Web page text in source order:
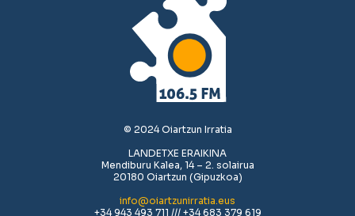
© 2024 Oiartzun Irratia
LANDETXE ERAIKINA
Mendiburu Kalea, 14 – 2. solairua
20180 Oiartzun (Gipuzkoa)
info@oiartzunirratia.eus
+34 943 493 711 /// +34 683 379 619